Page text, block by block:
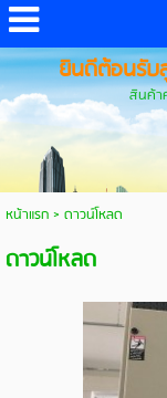
ยินดีต้อนรั
สินค้าคุณภาพสำหรับ
หน้าแรก> ดาวน์โหลด
ดาวน์โหลด